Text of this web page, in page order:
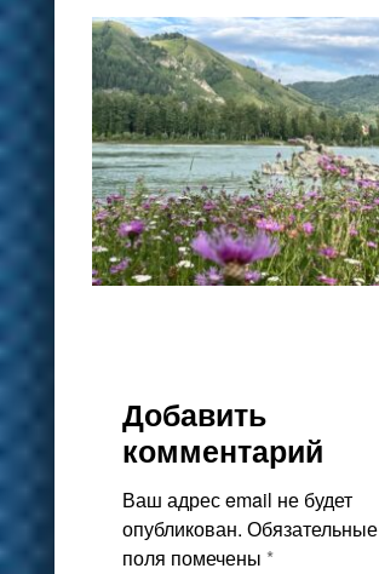
Добавить
комментарий
Ваш адрес email не будет
опубликован. Обязательные
поля помечены *